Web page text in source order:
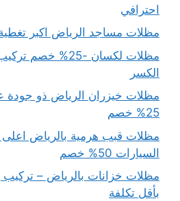
احترافي
مظلات مساجد الرياض اكبر
مظلات لكسان -25%
الكسر
مظلات خيزران الرياض ذو جودة
25% خصم
مظلات قبب هرمية بالرياض
السيارات 50% خصم
مظلات خزانات بالرياض –
بأقل تكلفة